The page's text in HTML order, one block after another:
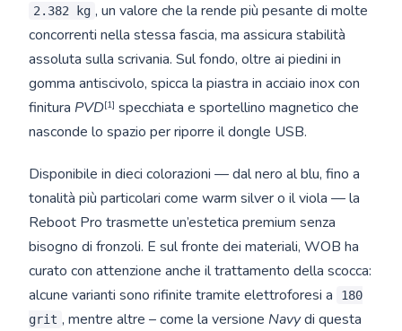
2.382 kg , un valore che la rende più pesante di molte
concorrenti nella stessa fascia, ma assicura stabilità
assoluta sulla scrivania. Sul fondo, oltre ai piedini in
gomma antiscivolo, spicca la piastra in acciaio inox con
finitura PVD[1] specchiata e sportellino magnetico che
nasconde lo spazio per riporre il dongle USB.
Disponibile in dieci colorazioni — dal nero al blu, fino a
tonalità più particolari come warm silver o il viola — la
Reboot Pro trasmette un’estetica premium senza
bisogno di fronzoli. E sul fronte dei materiali, WOB ha
curato con attenzione anche il trattamento della scocca:
alcune varianti sono rifinite tramite elettroforesi a
180
grit , mentre altre – come la versione Navydi questa